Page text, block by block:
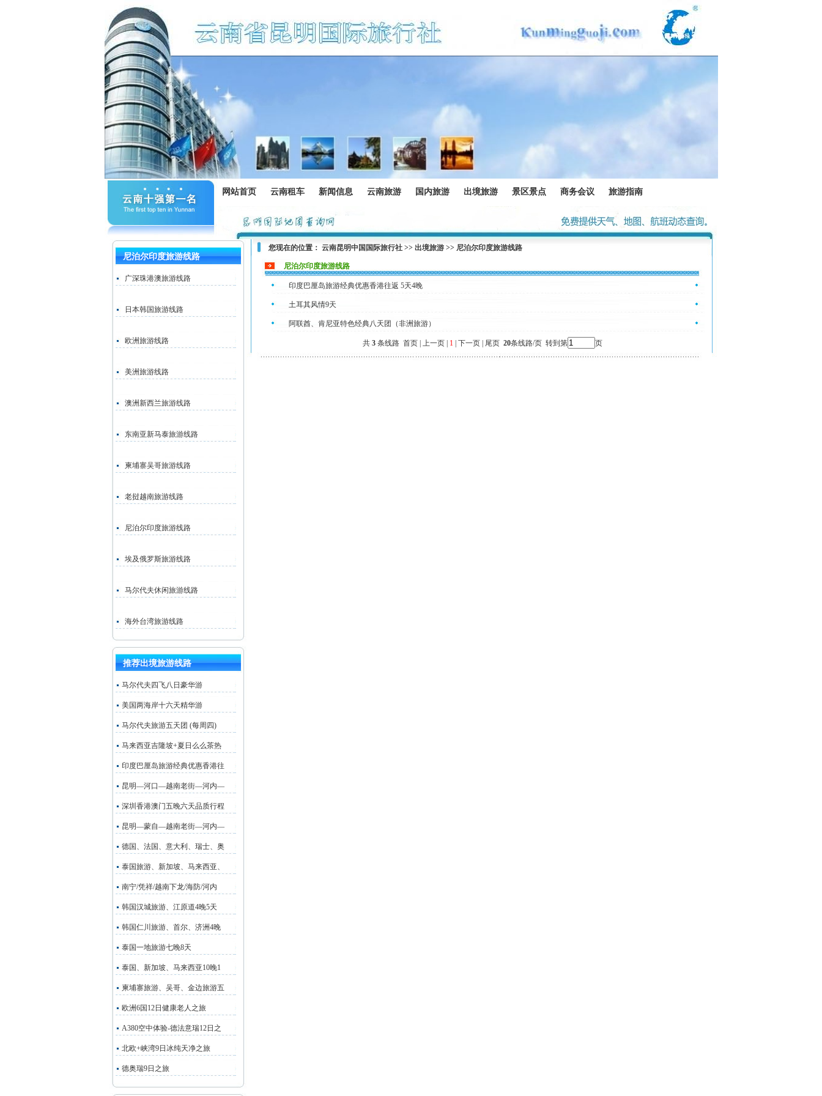
网站首页 云南租车 新闻信息 云南旅游 国内旅游 出境旅游 景区景点 商务会议 旅游指南
尼泊尔印度旅游线路
广深珠港澳旅游线路
日本韩国旅游线路
欧洲旅游线路
美洲旅游线路
澳洲新西兰旅游线路
东南亚新马泰旅游线路
柬埔寨吴哥旅游线路
老挝越南旅游线路
尼泊尔印度旅游线路
埃及俄罗斯旅游线路
马尔代夫休闲旅游线路
海外台湾旅游线路
推荐出境旅游线路
马尔代夫四飞八日豪华游
美国两海岸十六天精华游
马尔代夫旅游五天团 (每周四)
马来西亚吉隆坡+夏日么么茶热
印度巴厘岛旅游经典优惠香港往
昆明—河口—越南老街—河内—
深圳香港澳门五晚六天品质行程
昆明—蒙自—越南老街—河内—
德国、法国、意大利、瑞士、奥
泰国旅游、新加坡、马来西亚、
南宁/凭祥/越南下龙/海防/河内
韩国汉城旅游、江原道4晚5天
韩国仁川旅游、首尔、济洲4晚
泰国一地旅游七晚8天
泰国、新加坡、马来西亚10晚1
柬埔寨旅游、吴哥、金边旅游五
欧洲6国12日健康老人之旅
A380空中体验-德法意瑞12日之
北欧+峡湾9日冰纯天净之旅
德奥瑞9日之旅
您现在的位置： 云南昆明中国国际旅行社>> 出境旅游>> 尼泊尔印度旅游线路
尼泊尔印度旅游线路
印度巴厘岛旅游经典优惠香港往返 5天4晚
土耳其风情9天
阿联酋、肯尼亚特色经典八天团（非洲旅游）
共 3条线路 首页 | 上一页 | 1| 下一页 | 尾页 20条线路/页 转到第 页